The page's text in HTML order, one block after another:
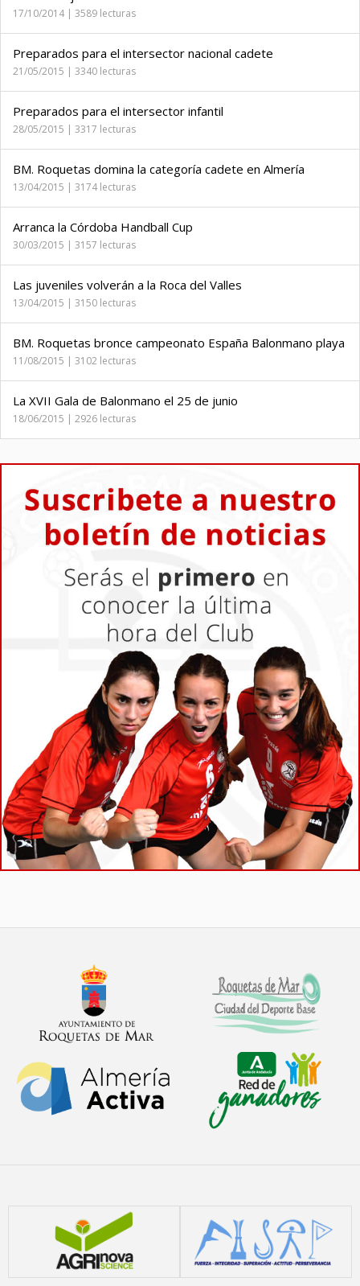
17/10/2014 | 3589 lecturas
Preparados para el intersector nacional cadete
21/05/2015 | 3340 lecturas
Preparados para el intersector infantil
28/05/2015 | 3317 lecturas
BM. Roquetas domina la categoría cadete en Almería
13/04/2015 | 3174 lecturas
Arranca la Córdoba Handball Cup
30/03/2015 | 3157 lecturas
Las juveniles volverán a la Roca del Valles
13/04/2015 | 3150 lecturas
BM. Roquetas bronce campeonato España Balonmano playa
11/08/2015 | 3102 lecturas
La XVII Gala de Balonmano el 25 de junio
18/06/2015 | 2926 lecturas